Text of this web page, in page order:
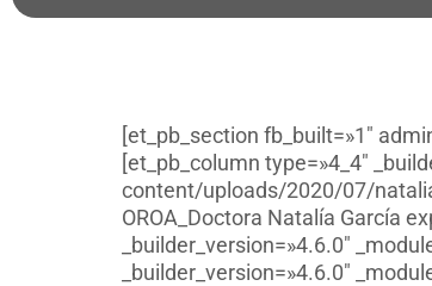
[et_pb_section fb_built=»1″
[et_pb_column type=»4_4″
content/uploads/2020/07/
OROA_Doctora Natalía García
_builder_version=»4.6.0″
_builder_version=»4.6.0″